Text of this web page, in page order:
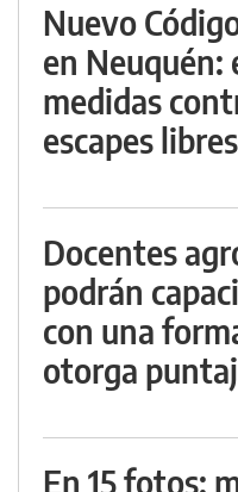
Nuevo
en Neuquén:
medidas
escapes libres
Docentes
podrán
con una
otorga
En 15 fotos: